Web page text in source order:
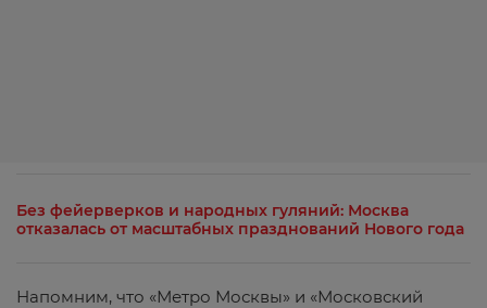
Без фейерверков и народных гуляний: Москва
отказалась от масштабных празднований Нового года
Напомним, что «Метро Москвы» и «Московский